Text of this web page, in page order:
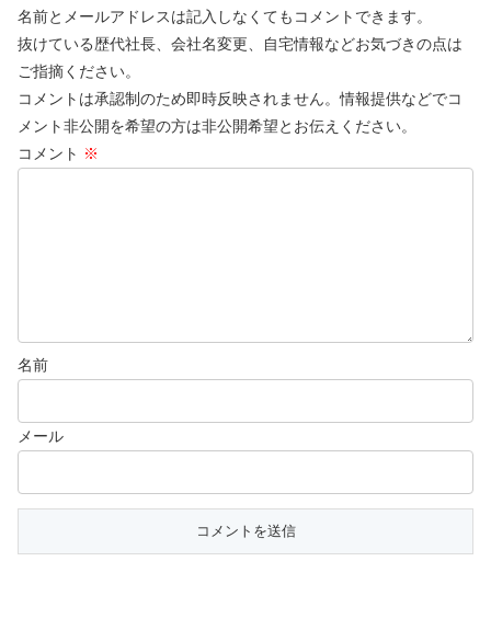
名前とメールアドレスは記入しなくてもコメントできます。
抜けている歴代社長、会社名変更、自宅情報などお気づきの点は
ご指摘ください。
コメントは承認制のため即時反映されません。情報提供などでコ
メント非公開を希望の方は非公開希望とお伝えください。
コメント ※
名前
メール